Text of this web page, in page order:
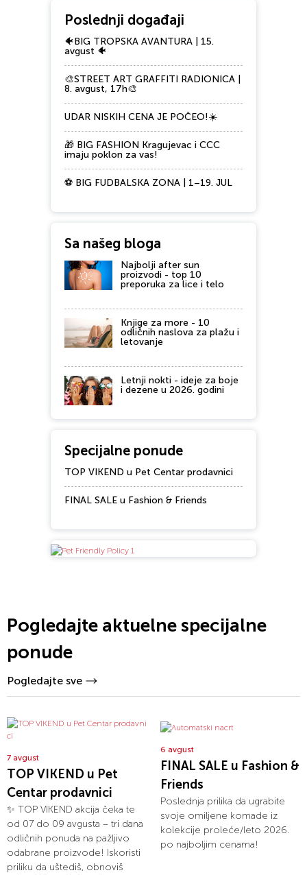
Poslednji događaji
🐠BIG TROPSKA AVANTURA | 15.
avgust 🐠
🎨STREET ART GRAFFITI RADIONICA |
8. avgust, 17h🎨
UDAR NISKIH CENA JE POČEO!☀️
🎁 BIG FASHION Kragujevac i CCC
imaju poklon za vas!
⚽ BIG FUDBALSKA ZONA | 1–19. JUL
Sa našeg bloga
Najbolji after sun
proizvodi - top 10
preporuka za lice i telo
Knjige za more - 10
odličnih naslova za plažu i
letovanje
Letnji nokti - ideje za boje
i dezene u 2026. godini
Specijalne ponude
TOP VIKEND u Pet Centar prodavnici
FINAL SALE u Fashion & Friends
Pogledajte aktuelne specijalne
ponude
Pogledajte sve
7 avgust
TOP VIKEND u Pet
Centar prodavnici
✨ TOP VIKEND akcija čeka te
od 07 do 09 avgusta – tri dana
odličnih ponuda na pažljivo
odabrane proizvode! Iskoristi
priliku da uštediš, obnoviš
6 avgust
FINAL SALE u Fashion &
Friends
Poslednja prilika da ugrabite
svoje omiljene komade iz
kolekcije proleće/leto 2026.
po najboljim cenama!